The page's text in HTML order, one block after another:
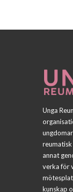
Unga
annat
verka för
kunskap